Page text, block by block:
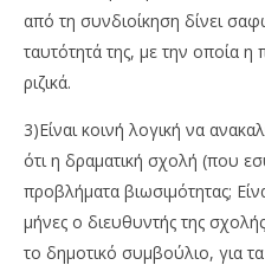
από τη συνδιοίκηση δίνει
ταυτότητά της, με την οποία
ριζικά.
3)Είναι κοινή λογική να
ότι η δραματική σχολή (που
προβλήματα βιωσιμότητας;
μήνες ο διευθυντής της
το δημοτικό συμβούλιο, για